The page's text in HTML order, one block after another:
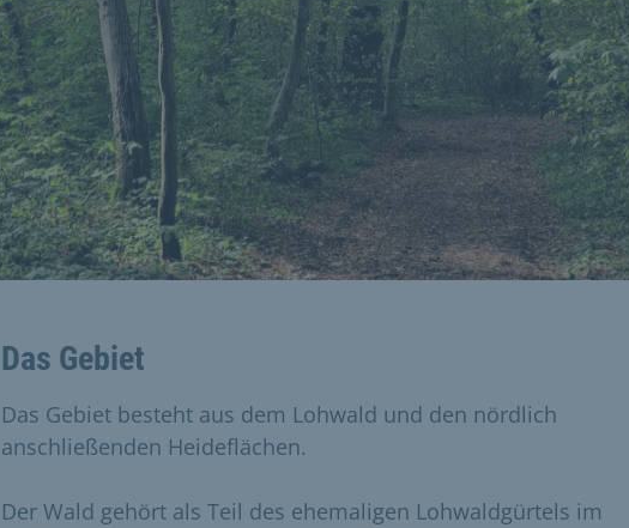
Das Gebiet
Das Gebiet besteht aus dem Lohwald und den nördlich
anschließenden Heideflächen.
Der Wald gehört als Teil des ehemaligen Lohwaldgürtels im